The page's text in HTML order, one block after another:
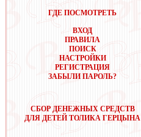
ГДЕ ПОСМОТРЕТЬ
ВХОД
ПРАВИЛА
ПОИСК
НАСТРОЙКИ
РЕГИСТРАЦИЯ
ЗАБЫЛИ ПАРОЛЬ?
СБОР ДЕНЕЖНЫХ СРЕДСТВ
ДЛЯ ДЕТЕЙ ТОЛИКА ГЕРЦЫНА